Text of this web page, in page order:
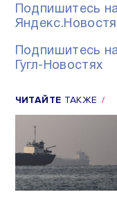
Подпишитесь
Подпишитесь
Гугл-Новостях
ЧИТАЙТЕ ТАКЖЕ